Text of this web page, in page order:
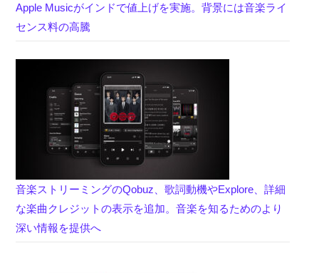
Apple Musicがインドで値上げを実施。背景には音楽ライ
センス料の高騰
音楽ストリーミングのQobuz、歌詞動機やExplore、詳細
な楽曲クレジットの表示を追加。音楽を知るためのより
深い情報を提供へ